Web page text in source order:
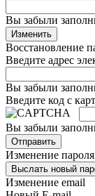
Вы забыли
Изменить
Восстановление
Введите адрес
Вы забыли
Введите код с
Вы забыли
Отправить
Изменение пароля
Выслать новый
Изменение email